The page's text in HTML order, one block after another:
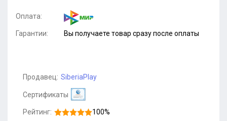
Оплата:
Гарантии: Вы получаете товар сразу после оплаты
Продавец: SiberiaPlay
Сертификаты
Рейтинг: 100%